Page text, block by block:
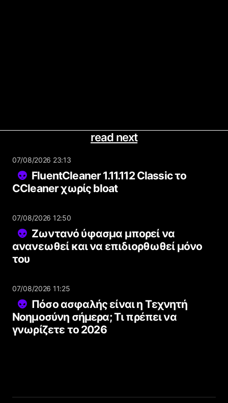
read next
07/08/2026 23:13
FluentCleaner 1.11.112 Classic το
CCleaner χωρίς bloat
07/08/2026 12:50
Ζωντανό ύφασμα μπορεί να
ανανεωθεί και να επιδιορθωθεί μόνο
του
07/08/2026 11:25
Πόσο ασφαλής είναι η Τεχνητή
Νοημοσύνη σήμερα; Τι πρέπει να
γνωρίζετε το 2026